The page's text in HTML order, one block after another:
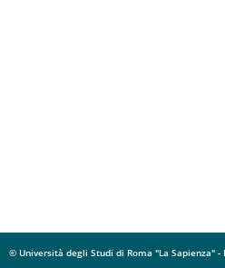
© Università degli Studi di Roma "La Sapienza" -